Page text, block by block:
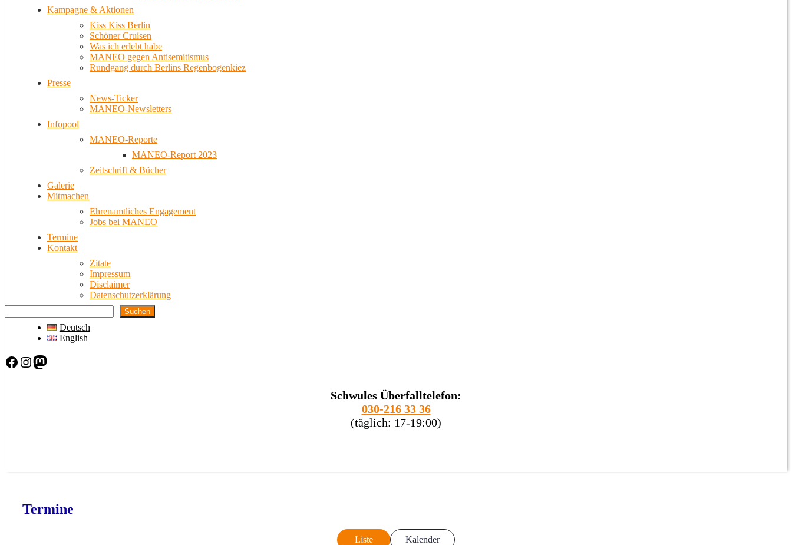
Kampagne & Aktionen
Kiss Kiss Berlin
Schöner Cruisen
Was ich erlebt habe
MANEO gegen Antisemitismus
Rundgang durch Berlins Regenbogenkiez
Presse
News-Ticker
MANEO-Newsletters
Infopool
MANEO-Reporte
MANEO-Report 2023
Zeitschrift & Bücher
Galerie
Mitmachen
Ehrenamtliches Engagement
Jobs bei MANEO
Termine
Kontakt
Zitate
Impressum
Disclaimer
Datenschutzerklärung
Suchen
Deutsch
English
Facebook Instagram Mastodon
Schwules Überfalltelefon:
030-216 33 36
(täglich: 17-19:00)
Termine
Liste Kalender